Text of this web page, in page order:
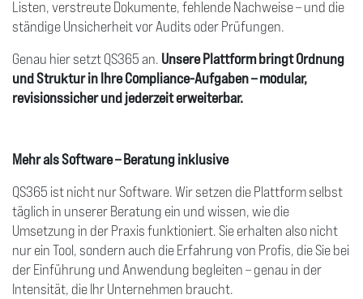
Listen, verstreute Dokumente, fehlende Nachweise – und die
ständige Unsicherheit vor Audits oder Prüfungen.
Genau hier setzt QS365 an. Unsere Plattform bringt Ordnung
und Struktur in Ihre Compliance-Aufgaben – modular,
revisionssicher und jederzeit erweiterbar.
Mehr als Software – Beratung inklusive
QS365 ist nicht nur Software. Wir setzen die Plattform selbst
täglich in unserer Beratung ein und wissen, wie die
Umsetzung in der Praxis funktioniert. Sie erhalten also nicht
nur ein Tool, sondern auch die Erfahrung von Profis, die Sie bei
der Einführung und Anwendung begleiten – genau in der
Intensität, die Ihr Unternehmen braucht.